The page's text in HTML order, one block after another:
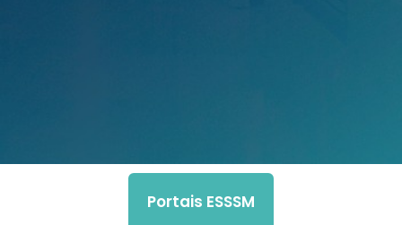
Portais ESSSM